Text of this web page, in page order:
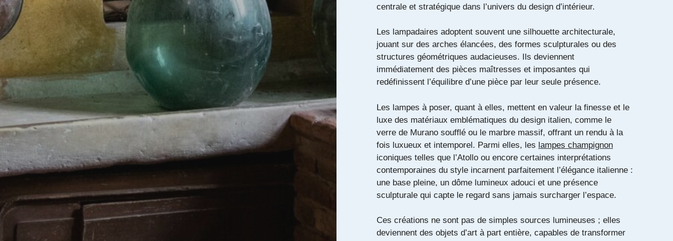
centrale et stratégique dans l’univers du design d’intérieur.
Les lampadaires adoptent souvent une silhouette architecturale,
jouant sur des arches élancées, des formes sculpturales ou des
structures géométriques audacieuses. Ils deviennent
immédiatement des pièces maîtresses et imposantes qui
redéfinissent l’équilibre d’une pièce par leur seule présence.
Les lampes à poser, quant à elles, mettent en valeur la finesse et le
luxe des matériaux emblématiques du design italien, comme le
verre de Murano soufflé ou le marbre massif, offrant un rendu à la
fois luxueux et intemporel. Parmi elles, les lampes champignon
iconiques telles que l’Atollo ou encore certaines interprétations
contemporaines du style incarnent parfaitement l’élégance italienne :
une base pleine, un dôme lumineux adouci et une présence
sculpturale qui capte le regard sans jamais surcharger l’espace.
Ces créations ne sont pas de simples sources lumineuses ; elles
deviennent des objets d’art à part entière, capables de transformer